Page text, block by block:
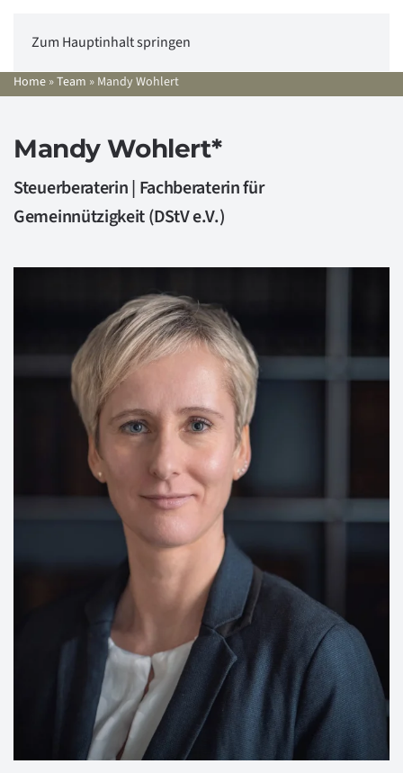
Zum Hauptinhalt springen
Home »Team » Mandy Wohlert
Mandy Wohlert*
Steuerberaterin | Fachberaterin für
Gemeinnützigkeit (DStV e.V.)